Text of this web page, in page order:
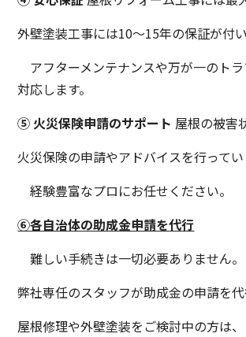
外壁塗装工事には10～15年の保証が付い
アフターメンテナンスや万が一のト
対応します。
⑤ 火災保険申請のサポート 屋根の被害
火災保険の申請やアドバイスを行ってい
経験豊富なプロにお任せください。
⑥各自治体の助成金申請を代行
難しい手続きは一切必要ありません。
弊社専任のスタッフが助成金の申請を代
屋根修理や外壁塗装をご検討中の方は、